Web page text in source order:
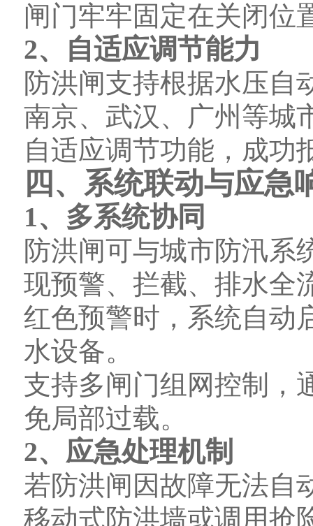
闸门牢牢固定在关闭位
2、自适应调节能力
防洪闸支持根据水压自
南京、武汉、广州等城
自适应调节功能，成功
四、系统联动与应急
1、多系统协同
防洪闸可与城市防汛系
现预警、拦截、排水全
红色预警时，系统自动
水设备。
支持多闸门组网控制，
免局部过载。
2、应急处理机制
若防洪闸因故障无法自
移动式防洪墙或调用抢